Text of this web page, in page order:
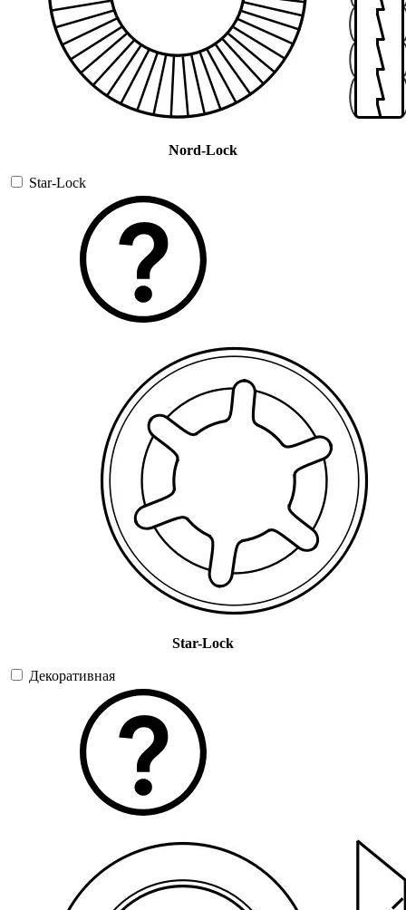
Nord-Lock
Star-Lock
Star-Lock
Декоративная